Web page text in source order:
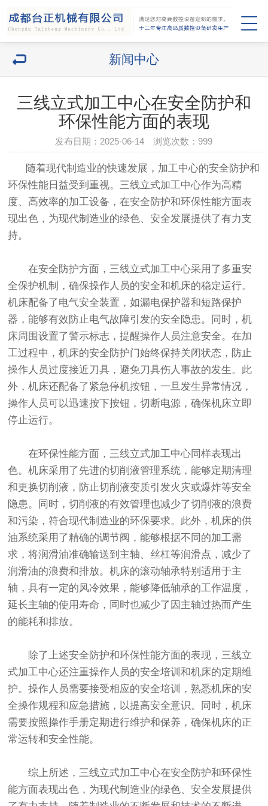
新闻中心
三线立式加工中心在安全防护和
环保性能方面的表现
发布日期：2025-06-14 浏览次数： 999
随着现代制造业的快速发展，加工中心的安全防护和
环保性能日益受到重视。三线立式加工中心作为高精
度、高效率的加工设备，在安全防护和环保性能方面表
现出色，为现代制造业的绿色、安全发展提供了有力支
持。
在安全防护方面，三线立式加工中心采用了多重安
全保护机制，确保操作人员的安全和机床的稳定运行。
机床配备了电气安全装置，如漏电保护器和短路保护
器，能够有效防止电气故障引发的安全隐患。同时，机
床周围设置了警示标志，提醒操作人员注意安全。在加
工过程中，机床的安全防护门始终保持关闭状态，防止
操作人员过度接近刀具，避免刀具伤人事故的发生。此
外，机床还配备了紧急停机按钮，一旦发生异常情况，
操作人员可以迅速按下按钮，切断电源，确保机床立即
停止运行。
在环保性能方面，三线立式加工中心同样表现出
色。机床采用了先进的切削液管理系统，能够定期清理
和更换切削液，防止切削液变质引发火灾或爆炸等安全
隐患。同时，切削液的有效管理也减少了切削液的浪费
和污染，符合现代制造业的环保要求。此外，机床的供
油系统采用了精确的调节阀，能够根据不同的加工需
求，将润滑油准确输送到主轴、丝杠等润滑点，减少了
润滑油的浪费和排放。机床的滚动轴承特别适用于主
轴，具有一定的风冷效果，能够降低轴承的工作温度，
延长主轴的使用寿命，同时也减少了因主轴过热而产生
的能耗和排放。
除了上述安全防护和环保性能方面的表现，三线立
式加工中心还注重操作人员的安全培训和机床的定期维
护。操作人员需要接受相应的安全培训，熟悉机床的安
全操作规程和应急措施，以提高安全意识。同时，机床
需要按照操作手册定期进行维护和保养，确保机床的正
常运转和安全性能。
综上所述，三线立式加工中心在安全防护和环保性
能方面表现出色，为现代制造业的绿色、安全发展提供